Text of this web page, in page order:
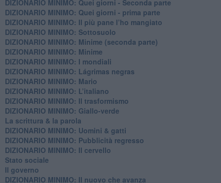
DIZIONARIO MINIMO: Quei giorni - Seconda parte
DIZIONARIO MINIMO: Quei giorni - prima parte
DIZIONARIO MINIMO: Il più pane l’ho mangiato
DIZIONARIO MINIMO: Sottosuolo
DIZIONARIO MINIMO: Minime (seconda parte)
DIZIONARIO MINIMO: Minime
DIZIONARIO MINIMO: ​I mondiali
DIZIONARIO MINIMO: ​Lágrimas negras
DIZIONARIO MINIMO: Mario
DIZIONARIO MINIMO: L’italiano
DIZIONARIO MINIMO: Il trasformismo
DIZIONARIO MINIMO: Giallo-verde
La scrittura & la parola
​DIZIONARIO MINIMO: Uomini & gatti
DIZIONARIO MINIMO: ​Pubblicità regresso
DIZIONARIO MINIMO: Il cervello
Stato sociale
Il governo
DIZIONARIO MINIMO: Il nuovo che avanza